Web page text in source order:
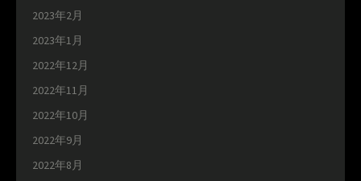
2023年2月
2023年1月
2022年12月
2022年11月
2022年10月
2022年9月
2022年8月